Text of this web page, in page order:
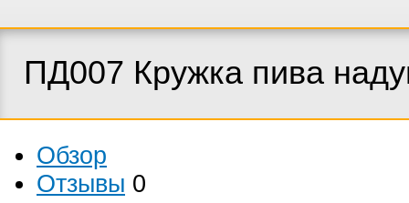
ПД007 Кружка пива
Обзор
Отзывы 0